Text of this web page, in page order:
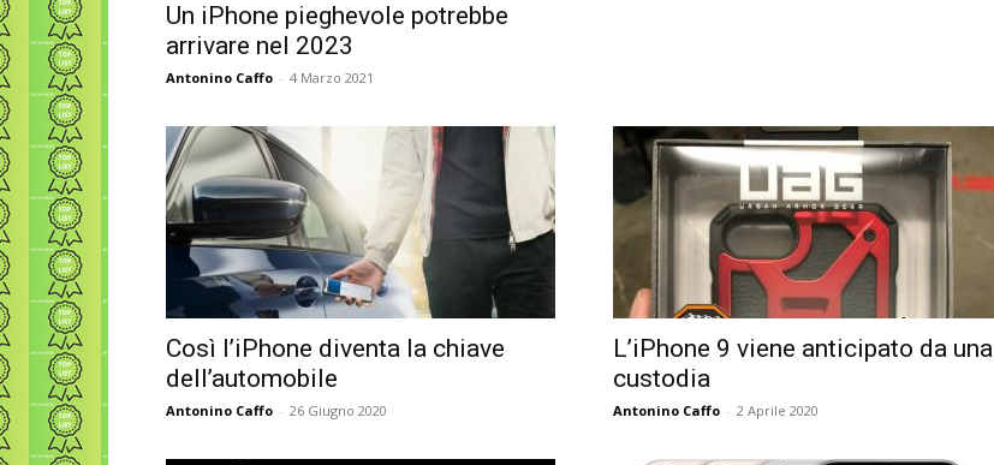
Un iPhone pieghevole potrebbe
arrivare nel 2023
Antonino Caffo - 4 Marzo 2021
Così l’iPhone diventa la chiave
dell’automobile
Antonino Caffo - 26 Giugno 2020
L’iPhone 9 viene anticipato da una
custodia
Antonino Caffo - 2 Aprile 2020